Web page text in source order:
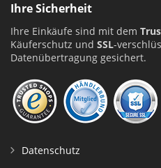
Ihre Sicherheit
Ihre Einkäufe sind mit dem
Käuferschutz und SSL-
Datenübertragung gesichert.
Datenschutz